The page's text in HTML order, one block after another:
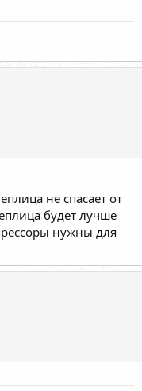
не спасает от
будет лучше
нужны для